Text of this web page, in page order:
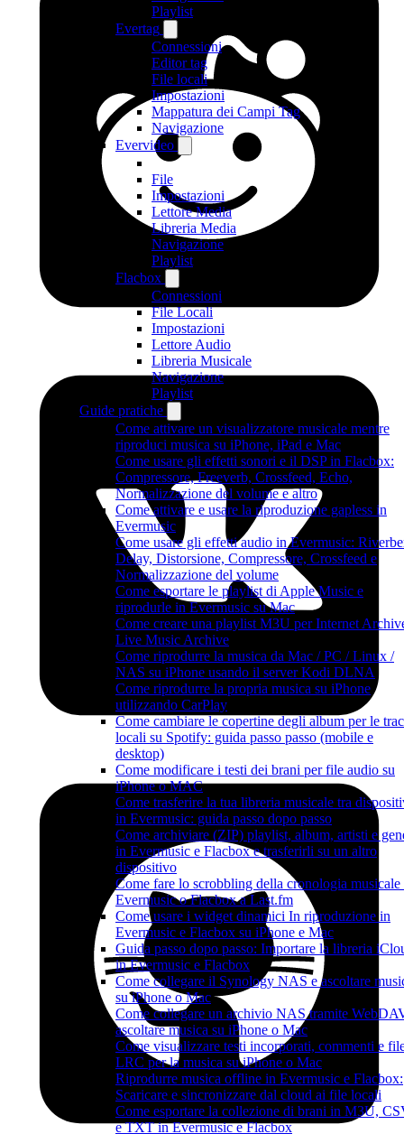
Playlist
Evertag
Connessioni
Editor tag
File locali
Impostazioni
Mappatura dei Campi Tag
Navigazione
Evervideo
File
Impostazioni
Lettore Media
Libreria Media
Navigazione
Playlist
Flacbox
Connessioni
File Locali
Impostazioni
Lettore Audio
Libreria Musicale
Navigazione
Playlist
Guide pratiche
Come attivare un visualizzatore musicale mentre
riproduci musica su iPhone, iPad e Mac
Come usare gli effetti sonori e il DSP in Flacbox:
Compressore, Freeverb, Crossfeed, Echo,
Normalizzazione del volume e altro
Come attivare e usare la riproduzione gapless in
Evermusic
Come usare gli effetti audio in Evermusic:
Delay, Distorsione, Compressore, Crossfeed e
Normalizzazione del volume
Come esportare le playlist di Apple Music e
riprodurle in Evermusic su Mac
Come creare una playlist M3U per Internet
Live Music Archive
Come riprodurre la musica da Mac / PC / Linux /
NAS su iPhone usando il server Kodi DLNA
Come riprodurre la propria musica su iPhone
utilizzando CarPlay
Come cambiare le copertine degli album per le
locali su Spotify: guida passo passo (mobile e
desktop)
Come modificare i testi dei brani per file audio su
iPhone o MAC
Come trasferire la tua libreria musicale tra
in Evermusic: guida passo dopo passo
Come archiviare (ZIP) playlist, album, artisti e
in Evermusic e Flacbox e trasferirli su un altro
dispositivo
Come fare lo scrobbling della cronologia musicale
Evermusic o Flacbox a Last.fm
Come usare i widget dinamici In riproduzione in
Evermusic e Flacbox su iPhone e Mac
Guida passo dopo passo: Importare la libreria
in Evermusic e Flacbox
Come collegare il Synology NAS e ascoltare
su iPhone o Mac
Come collegare un archivio NAS tramite
ascoltare musica su iPhone o Mac
Come visualizzare testi incorporati, commenti e
LRC per la musica su iPhone o Mac
Riprodurre musica offline in Evermusic e Flacbox:
Scaricare e sincronizzare dal cloud ai file locali
Come esportare la collezione di brani in M3U,
e TXT in Evermusic e Flacbox